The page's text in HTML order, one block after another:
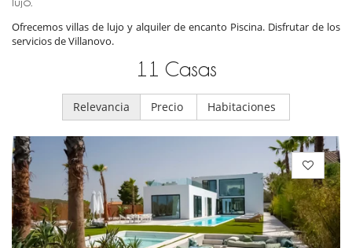
Ofrecemos villas de lujo y alquiler de encanto Piscina. Disfrutar de los
servicios de Villanovo.
11 Casas
Relevancia Precio Habitaciones